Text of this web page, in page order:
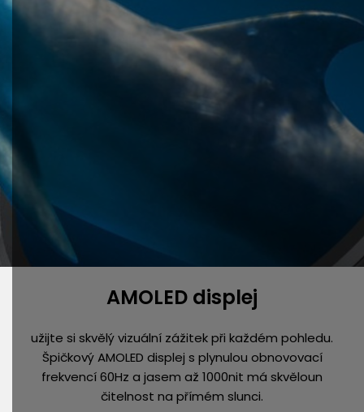
AMOLED displej
užijte si skvělý vizuální zážitek při každém pohledu.
Špičkový AMOLED displej s plynulou obnovovací
frekvencí 60Hz a jasem až 1000nit má skvěloun
čitelnost na přímém slunci.